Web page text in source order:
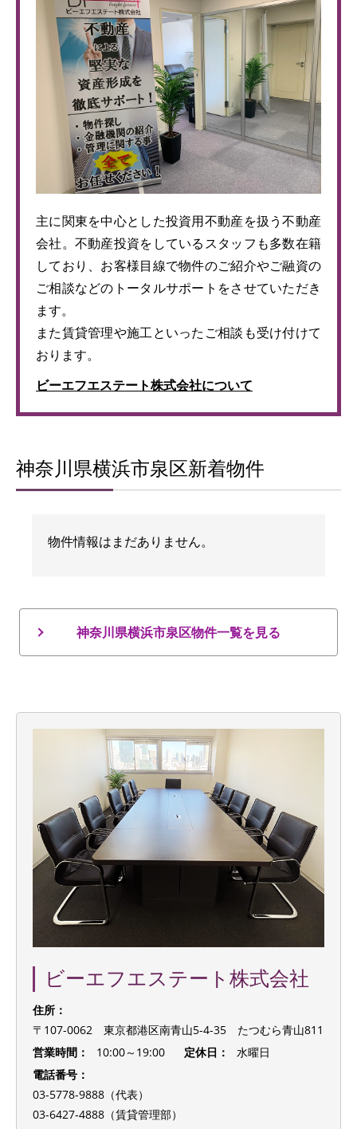
主に関東を中心とした投資用不動産を扱う不動産
会社。不動産投資をしているスタッフも多数在籍
しており、お客様目線で物件のご紹介やご融資の
ご相談などのトータルサポートをさせていただき
ます。
また賃貸管理や施工といったご相談も受け付けて
おります。
ビーエフエステート株式会社について
神奈川県横浜市泉区新着物件
物件情報はまだありません。
神奈川県横浜市泉区物件一覧を見る
ビーエフエステート株式会社
住所：
〒107-0062 東京都港区南青山5-4-35 たつむら青山811
営業時間：
10:00～19:00 定休日：
水曜日
電話番号：
03-5778-9888（代表）
03-6427-4888（賃貸管理部）